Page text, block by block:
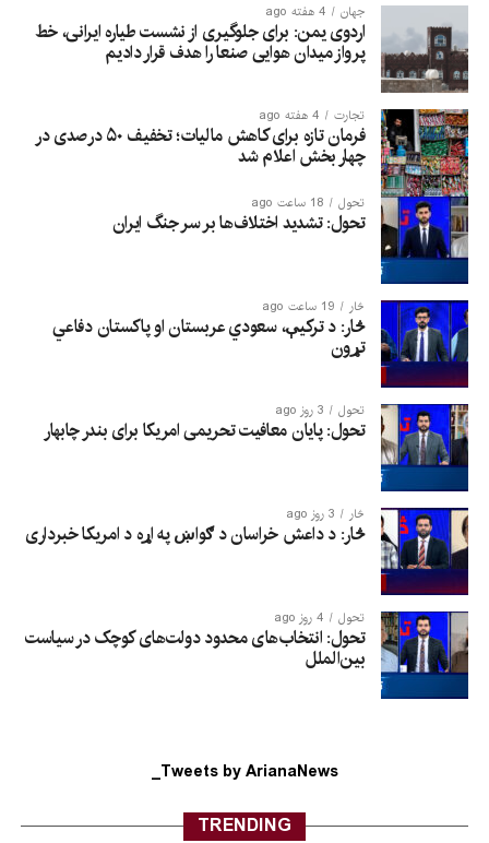
جهان 4 هفته ago
اردوی یمن: برای جلوگیری از نشست طیاره ایرانی، خط
پرواز میدان هوایی صنعا را هدف قرار دادیم
تجارت 4 هفته ago
فرمان تازه برای کاهش مالیات؛ تخفیف ۵۰ درصدی در
چهار بخش اعلام شد
تحول 18 ساعت ago
تحول: تشدید اختلاف‌ها بر سر جنگ ایران
څار 19 ساعت ago
څار: د ترکیې، سعودي عربستان او پاکستان دفاعي
تړون
تحول 3 روز ago
تحول: پایان معافیت تحریمی امریکا برای بندر چابهار
څار 3 روز ago
څار: د داعش خراسان د ګواښ په اړه د امریکا خبرداری
تحول 4 روز ago
تحول: انتخاب‌های محدود دولت‌های کوچک در سیاست
بین‌الملل
Tweets by ArianaNews_
TRENDING